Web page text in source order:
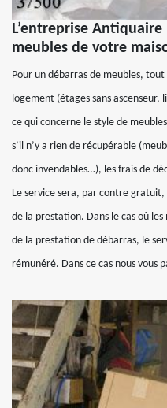
L’entreprise
meubles de votre
Pour un débarras de meubles,
logement (étages sans
ce qui concerne le style de
s’il n’y a rien de récupérable
donc invendables…), les frais de
Le service sera, par contre
de la prestation. Dans le cas où
de la prestation de débarras, le
rémunéré. Dans ce cas nous vous